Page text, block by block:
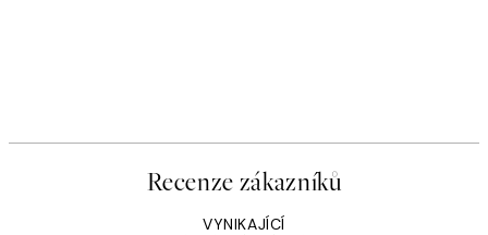
Recenze zákazníků
VYNIKAJÍCÍ